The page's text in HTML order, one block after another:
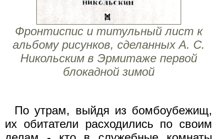
Фронтиспис и титульный лист к
альбому рисунков, сделанных А. С.
Никольским в Эрмитаже первой
блокадной зимой
По утрам, выйдя из бомбоубежищ,
их обитатели расходились по своим